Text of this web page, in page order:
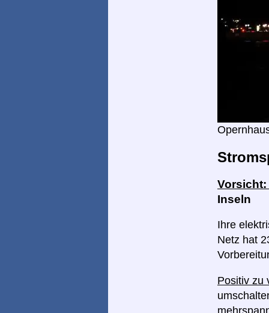
Vorsicht:
Inseln
Ihre
Netz hat
Positiv zu